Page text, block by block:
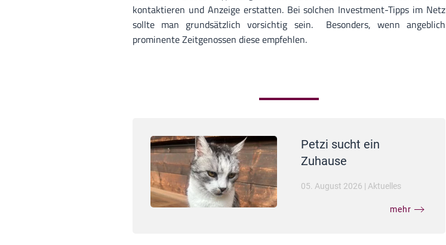
kontaktieren und Anzeige erstatten. Bei solchen Investment-Tipps im Netz
sollte man grundsätzlich vorsichtig sein. Besonders, wenn angeblich
prominente Zeitgenossen diese empfehlen.
Petzi sucht ein
Zuhause
05. August 2026 | Aktuelles
mehr